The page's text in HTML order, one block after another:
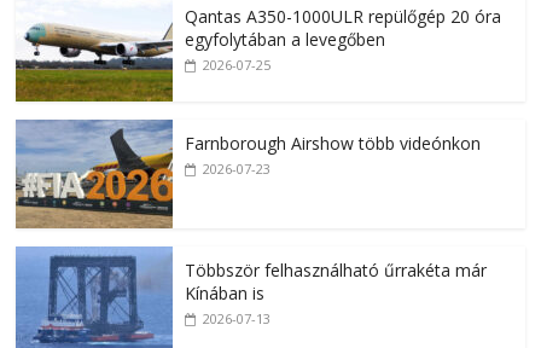
Qantas A350-1000ULR repülőgép 20 óra
egyfolytában a levegőben
2026-07-25
Farnborough Airshow több videónkon
2026-07-23
Többször felhasználható űrrakéta már
Kínában is
2026-07-13